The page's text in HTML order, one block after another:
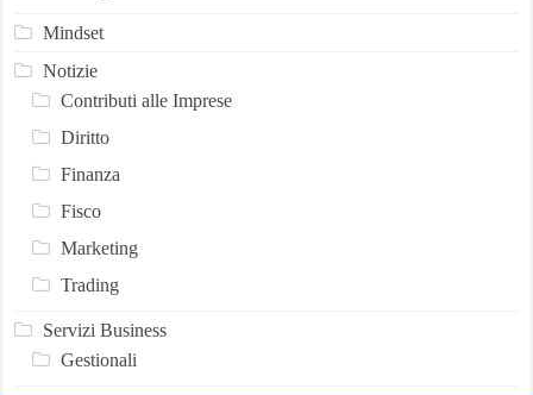
Mindset
Notizie
Contributi alle Imprese
Diritto
Finanza
Fisco
Marketing
Trading
Servizi Business
Gestionali